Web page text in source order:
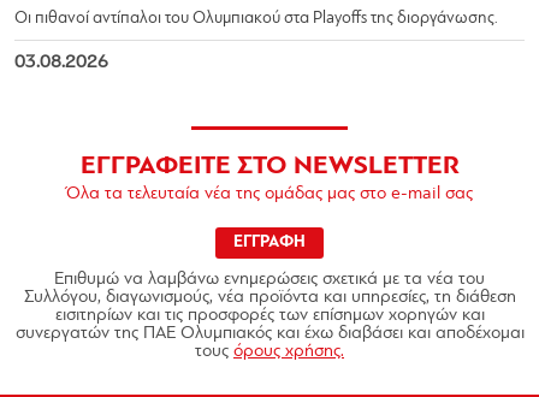
Οι πιθανοί αντίπαλοι του Ολυμπιακού στα Playoffs της διοργάνωσης.
03.08.2026
ΕΓΓΡΑΦΕΙΤΕ ΣΤΟ NEWSLETTER
Όλα τα τελευταία νέα της ομάδας μας στο e-mail σας
ΕΓΓΡΑΦΗ
Επιθυμώ να λαμβάνω ενημερώσεις σχετικά με τα νέα του
Συλλόγου, διαγωνισμούς, νέα προϊόντα και υπηρεσίες, τη διάθεση
εισιτηρίων και τις προσφορές των επίσημων χορηγών και
συνεργατών της ΠΑΕ Ολυμπιακός και έχω διαβάσει και αποδέχομαι
τους όρους χρήσης.